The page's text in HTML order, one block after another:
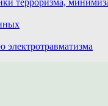
терроризма,